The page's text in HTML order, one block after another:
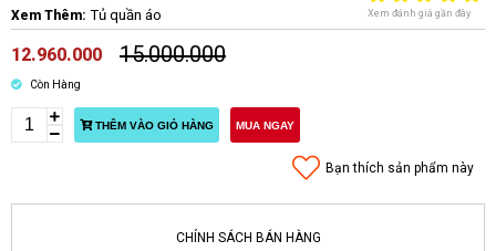
Xem Thêm: Tủ quần áo Xem đánh giá gần đây
12.960.000 15.000.000
Còn Hàng
THÊM VÀO GIỎ HÀNG MUA NGAY
Bạn thích sản phẩm này
CHÍNH SÁCH BÁN HÀNG